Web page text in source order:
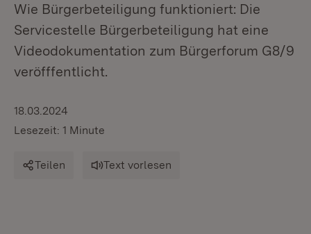
Wie Bürgerbeteiligung funktioniert: Die
Servicestelle Bürgerbeteiligung hat eine
Videodokumentation zum Bürgerforum G8/9
veröfffentlicht.
18.03.2024
Lesezeit: 1 Minute
Teilen Text vorlesen